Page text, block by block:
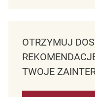
OTRZYMUJ
TWOJE